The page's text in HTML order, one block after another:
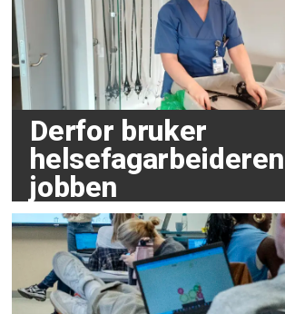
Derfor bruker
jobben